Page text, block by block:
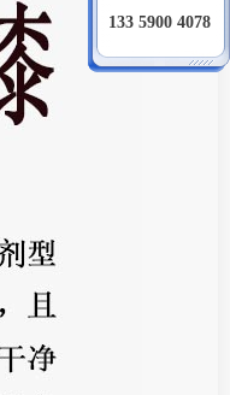
133 5900 4078